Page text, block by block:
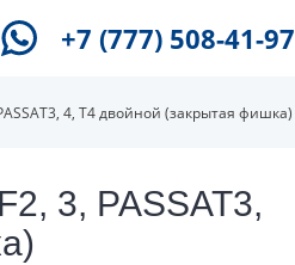
+7 (777) 508-41-97
4, T4 двойной (закрытая фишка)
3, PASSAT3,